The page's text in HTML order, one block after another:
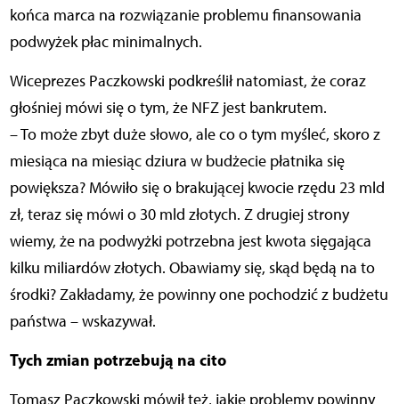
końca marca na rozwiązanie problemu finansowania
podwyżek płac minimalnych.
Wiceprezes Paczkowski podkreślił natomiast, że coraz
głośniej mówi się o tym, że NFZ jest bankrutem.
– To może zbyt duże słowo, ale co o tym myśleć, skoro z
miesiąca na miesiąc dziura w budżecie płatnika się
powiększa? Mówiło się o brakującej kwocie rzędu 23 mld
zł, teraz się mówi o 30 mld złotych. Z drugiej strony
wiemy, że na podwyżki potrzebna jest kwota sięgająca
kilku miliardów złotych. Obawiamy się, skąd będą na to
środki? Zakładamy, że powinny one pochodzić z budżetu
państwa – wskazywał.
Tych zmian potrzebują na cito
Tomasz Paczkowski mówił też, jakie problemy powinny